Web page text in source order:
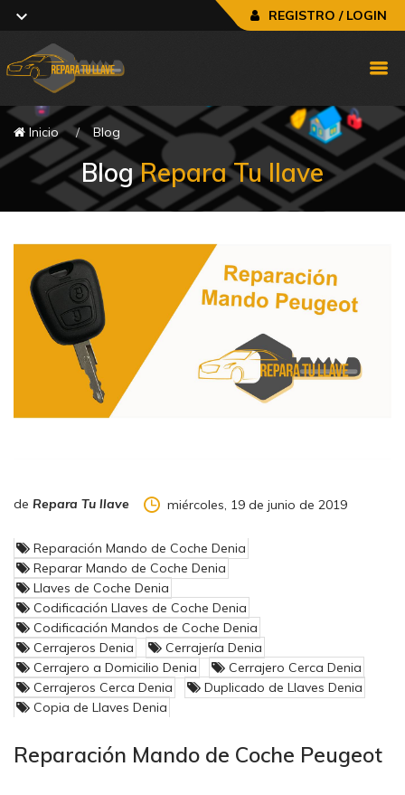
REGISTRO / LOGIN
Inicio Blog
BlogRepara Tu llave
de Repara Tu llave miércoles, 19 de junio de 2019
Reparación Mando de Coche Denia
Reparar Mando de Coche Denia
Llaves de Coche Denia
Codificación Llaves de Coche Denia
Codificación Mandos de Coche Denia
Cerrajeros Denia
Cerrajería Denia
Cerrajero a Domicilio Denia
Cerrajero Cerca Denia
Cerrajeros Cerca Denia
Duplicado de Llaves Denia
Copia de Llaves Denia
Reparación Mando de Coche Peugeot